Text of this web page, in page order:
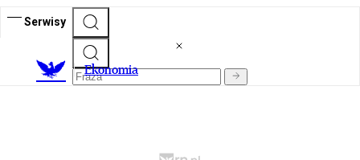
Serwisy
Ekonomia